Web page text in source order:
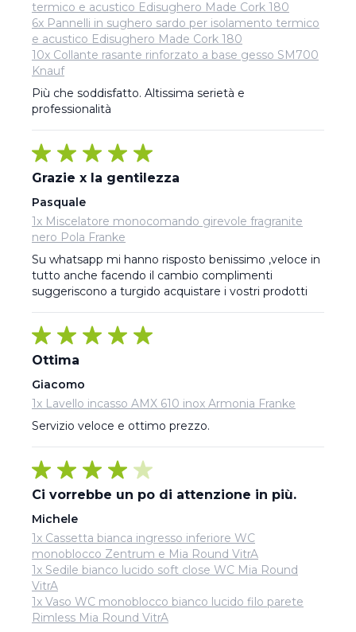
termico e acustico Edisughero Made Cork 180
6x Pannelli in sughero sardo per isolamento termico
e acustico Edisughero Made Cork 180
10x Collante rasante rinforzato a base gesso SM700
Knauf
Più che soddisfatto. Altissima serietà e
professionalità
Grazie x la gentilezza
Pasquale
1x Miscelatore monocomando girevole fragranite
nero Pola Franke
Su whatsapp mi hanno risposto benissimo ,veloce in
tutto anche facendo il cambio complimenti
suggeriscono a turgido acquistare i vostri prodotti
Ottima
Giacomo
1x Lavello incasso AMX 610 inox Armonia Franke
Servizio veloce e ottimo prezzo.
Ci vorrebbe un po di attenzione in più.
Michele
1x Cassetta bianca ingresso inferiore WC
monoblocco Zentrum e Mia Round VitrA
1x Sedile bianco lucido soft close WC Mia Round
VitrA
1x Vaso WC monoblocco bianco lucido filo parete
Rimless Mia Round VitrA